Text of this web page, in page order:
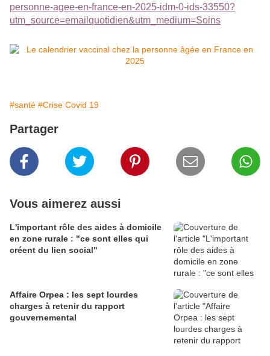
personne-agee-en-france-en-2025-idm-0-ids-33550?
utm_source=emailquotidien&utm_medium=Soins
#santé #Crise Covid 19
Partager
Vous aimerez aussi
L'important rôle des aides à domicile
en zone rurale : "ce sont elles qui
créent du lien social"
Affaire Orpea : les sept lourdes
charges à retenir du rapport
gouvernemental